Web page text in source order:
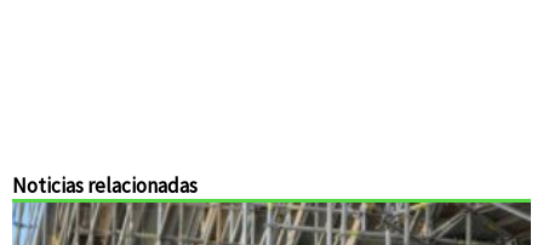
Noticias relacionadas